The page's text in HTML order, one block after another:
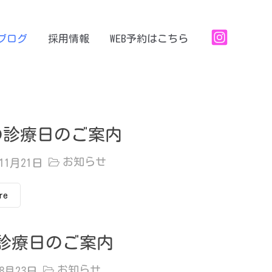
ログ 採用情報 WEB予約はこちら
療日のご案内
月21日 お知らせ
療日のご案内
お知らせ